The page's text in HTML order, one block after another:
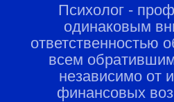
Психолог -
одинаковым
ответственностью
всем
независимо от
финансовых